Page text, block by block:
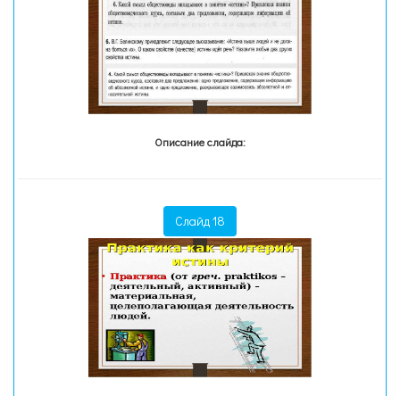
Описание слайда:
Слайд 18